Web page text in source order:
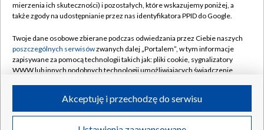
Naziemna Telewizja Cyfrowa
Rada Programowa
System NOS
Informacje o nadawcy
Program dla prasy
Pomoc
Kontakt
Kanały
©2026 Telewizja Polska S.A. w likwidacji
mierzenia ich skuteczności) i pozostałych, które wskazujemy poniżej, a
także zgody na udostępnianie przez nas identyfikatora PPID do Google.
Twoje dane osobowe zbierane podczas odwiedzania przez Ciebie naszych
poszczególnych serwisówzwanych dalej „Portalem”, w tym informacje
zapisywane za pomocą technologii takich jak: pliki cookie, sygnalizatory
WWW lub innych podobnych technologii umożliwiających świadczenie
ruchu w Internecie.
Twoje dane osobowe zbierane podczas odwiedzania przez Ciebie
Akceptuję i przechodzę do serwisu